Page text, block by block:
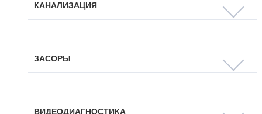
КАНАЛИЗАЦИЯ
ЗАСОРЫ
ВИДЕОДИАГНОСТИКА